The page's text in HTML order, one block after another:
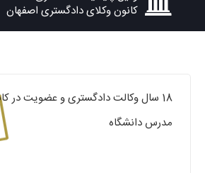
کانون وکلای دادگستری اصفهان
18 سال وکالت دادگستری و عضویت در کانون وکلای اصفهان
مدرس دانشگاه